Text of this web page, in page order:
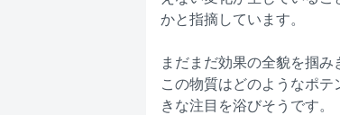
かと指摘しています。
まだまだ効果の全貌を掴
この物質はどのようなポ
きな注目を浴びそうです。